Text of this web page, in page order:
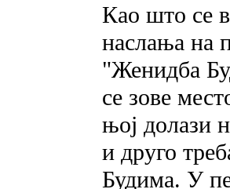
Као што се
наслања на
"Женидба
се зове
њој долази
и друго
Будима. У